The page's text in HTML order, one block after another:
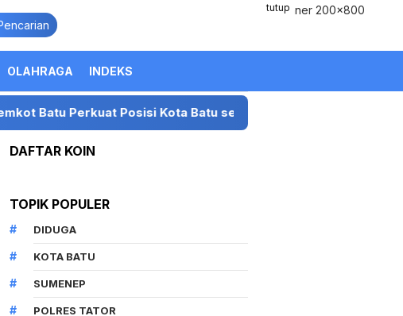
tutup
OLAHRAGA INDEKS
Perkuat Posisi Kota Batu sebagai Destinasi Festival Musik
DAFTAR KOIN
TOPIK POPULER
DIDUGA
KOTA BATU
SUMENEP
POLRES TATOR